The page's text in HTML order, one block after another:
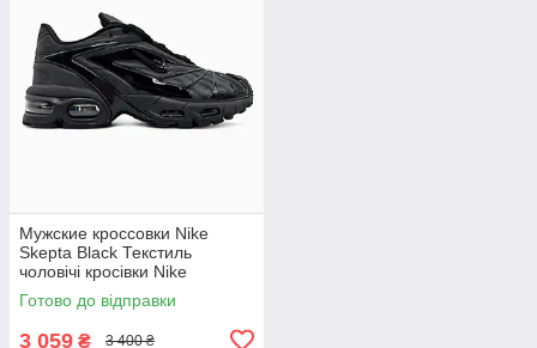
Мужские кроссовки Nike
Skepta Black Текстиль
чоловічі кросівки Nike
Готово до відправки
3 059 ₴ 3 400 ₴